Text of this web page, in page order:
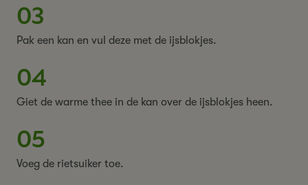
03
Pak een kan en vul deze met de ijsblokjes.
04
Giet de warme thee in de kan over de ijsblokjes heen.
05
Voeg de rietsuiker toe.